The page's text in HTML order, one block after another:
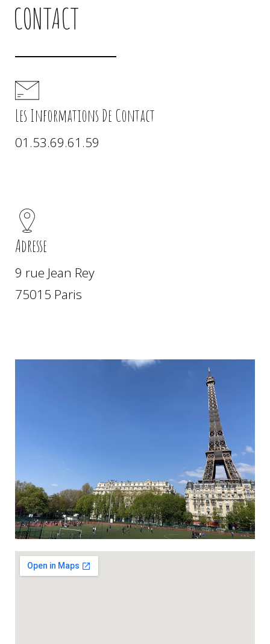
CONTACT
Les Informations De Contact
01.53.69.61.59
Adresse
9 rue Jean Rey
75015 Paris